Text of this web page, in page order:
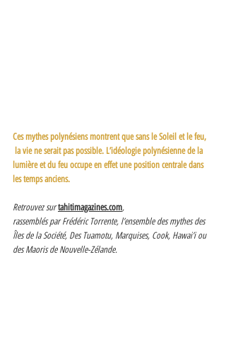
Ces mythes polynésiens montrent que sans le Soleil et le feu,
lumière et du feu occupe en effet une position centrale dans
les temps anciens.
Retrouvez sur tahitimagazines.com,
rassemblés par Frédéric Torrente, l’ensemble des mythes des
Îles de la Société, Des Tuamotu, Marquises, Cook, Hawai’i ou
des Maoris de Nouvelle-Zélande.